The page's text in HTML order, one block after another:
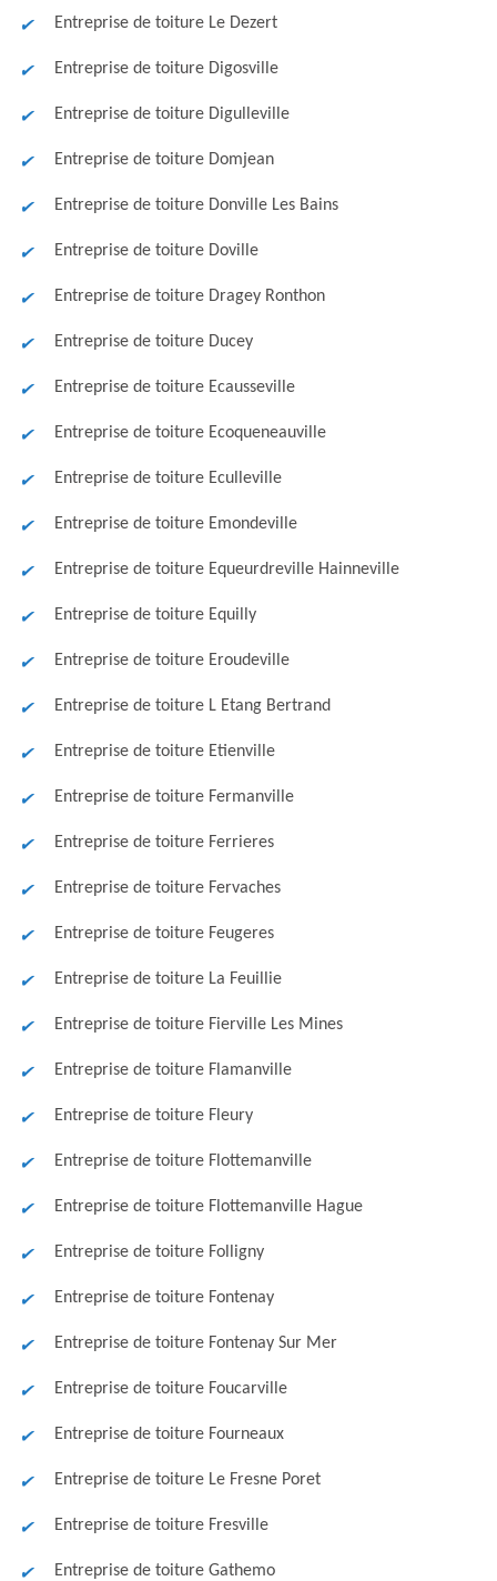
Entreprise de toiture Le Dezert
Entreprise de toiture Digosville
Entreprise de toiture Digulleville
Entreprise de toiture Domjean
Entreprise de toiture Donville Les Bains
Entreprise de toiture Doville
Entreprise de toiture Dragey Ronthon
Entreprise de toiture Ducey
Entreprise de toiture Ecausseville
Entreprise de toiture Ecoqueneauville
Entreprise de toiture Eculleville
Entreprise de toiture Emondeville
Entreprise de toiture Equeurdreville Hainneville
Entreprise de toiture Equilly
Entreprise de toiture Eroudeville
Entreprise de toiture L Etang Bertrand
Entreprise de toiture Etienville
Entreprise de toiture Fermanville
Entreprise de toiture Ferrieres
Entreprise de toiture Fervaches
Entreprise de toiture Feugeres
Entreprise de toiture La Feuillie
Entreprise de toiture Fierville Les Mines
Entreprise de toiture Flamanville
Entreprise de toiture Fleury
Entreprise de toiture Flottemanville
Entreprise de toiture Flottemanville Hague
Entreprise de toiture Folligny
Entreprise de toiture Fontenay
Entreprise de toiture Fontenay Sur Mer
Entreprise de toiture Foucarville
Entreprise de toiture Fourneaux
Entreprise de toiture Le Fresne Poret
Entreprise de toiture Fresville
Entreprise de toiture Gathemo